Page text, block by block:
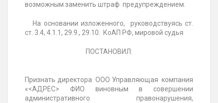
возможным заменить штраф предупреждением.
На основании изложенного, руководствуясь ст.
ст. 3.4, 4.1.1, 29.9., 29.10. КоАП РФ, мировой судья
ПОСТАНОВИЛ:
Признать директора ООО Управляющая компания
«<АДРЕС> ФИО виновным в совершении
административного правонарушения,